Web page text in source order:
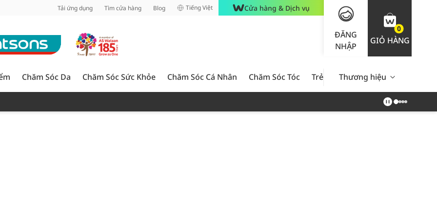
Tải ứng dụng Tìm cửa hàng Blog Tiếng Việt Cửa hàng & Dịch vụ
ĐĂNG
NHẬP
0
GIỎ HÀNG
Chăm Sóc Da Chăm Sóc Sức Khỏe Chăm Sóc Cá Nhân Chăm Sóc Tóc Trẻ Em Nam Giới Chăm Sóc
Thương hiệu